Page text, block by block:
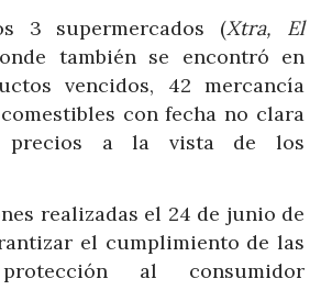
3 supermercados (Xtra, El
también se encontró en
vencidos, 42 mercancía
con fecha no clara
a la vista de los
realizadas el 24 de junio de
el cumplimiento de las
al consumidor